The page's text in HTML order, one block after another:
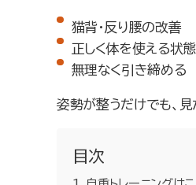
猫背・反り腰の改善
正しく体を使える状
無理なく引き締める
姿勢が整うだけでも、
目次